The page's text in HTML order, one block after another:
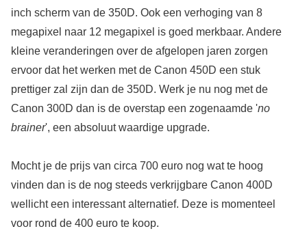
inch scherm van de 350D. Ook een verhoging van 8
megapixel naar 12 megapixel is goed merkbaar. Andere
kleine veranderingen over de afgelopen jaren zorgen
ervoor dat het werken met de Canon 450D een stuk
prettiger zal zijn dan de 350D. Werk je nu nog met de
Canon 300D dan is de overstap een zogenaamde 'no
brainer', een absoluut waardige upgrade.
Mocht je de prijs van circa 700 euro nog wat te hoog
vinden dan is de nog steeds verkrijgbare Canon 400D
wellicht een interessant alternatief. Deze is momenteel
voor rond de 400 euro te koop.